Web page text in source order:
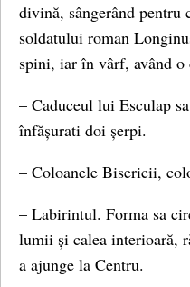
divină, sângerând pentru
soldatului roman
spini, iar în vârf, având o
– Caduceul lui Esculap
înfășurati doi șerpi.
– Coloanele Bisericii,
– Labirintul. Forma sa
lumii și calea interioară,
a ajunge la Centru.